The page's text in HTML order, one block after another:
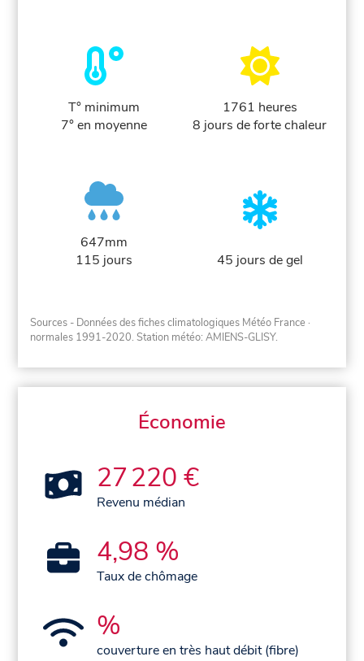
T° minimum
7° en moyenne
1761 heures
8 jours de forte chaleur
647mm
115 jours
45 jours de gel
Sources - Données des fiches climatologiques Météo France ·
normales 1991-2020. Station météo: AMIENS-GLISY.
Économie
27 220 €
Revenu médian
4,98 %
Taux de chômage
%
couverture en très haut débit (fibre)